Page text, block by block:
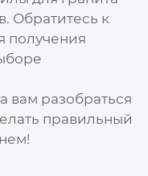
Обратитесь к
получения
вам разобраться
правильный